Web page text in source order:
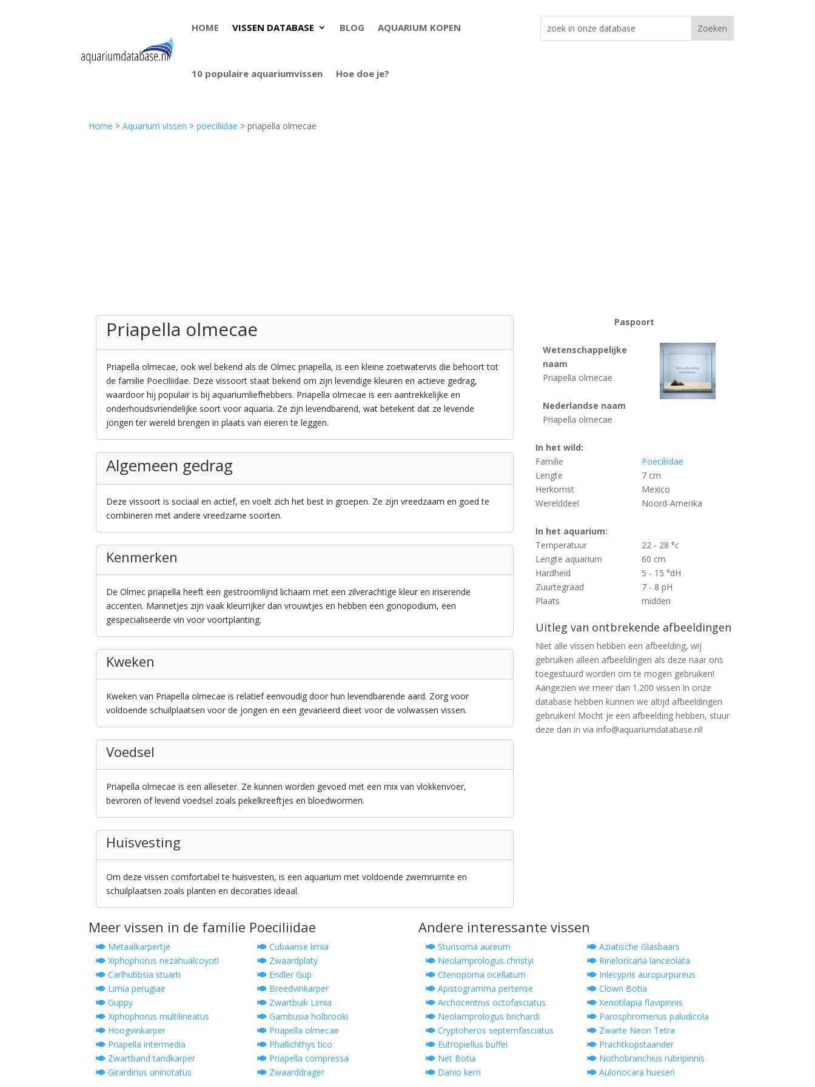
HOME VISSEN DATABASE BLOG AQUARIUM KOPEN
10 populaire aquariumvissen Hoe doe je?
Home >Aquarium vissen >poeciliidae > priapella olmecae
Paspoort
Wetenschappelijke
naam
Priapella olmecae
Nederlandse naam
Priapella olmecae
In het wild:
Familie
Poeciliidae
Lengte
7 cm
Herkomst
Mexico
Werelddeel
Noord-Amerika
In het aquarium:
Temperatuur
22 - 28 °c
Lengte aquarium
60 cm
Hardheid
5 - 15 °dH
Zuurtegraad
7 - 8 pH
Plaats
midden
Uitleg van ontbrekende afbeeldingen
Niet alle vissen hebben een afbeelding, wij
gebruiken alleen afbeeldingen als deze naar ons
toegestuurd worden om te mogen gebruiken!
Aangezien we meer dan 1.200 vissen in onze
database hebben kunnen we altijd afbeeldingen
gebruiken! Mocht je een afbeelding hebben, stuur
deze dan in via info@aquariumdatabase.nl!
Priapella olmecae
Priapella olmecae, ook wel bekend als de Olmec priapella, is een kleine zoetwatervis die behoort tot
de familie Poeciliidae. Deze vissoort staat bekend om zijn levendige kleuren en actieve gedrag,
waardoor hij populair is bij aquariumliefhebbers. Priapella olmecae is een aantrekkelijke en
onderhoudsvriendelijke soort voor aquaria. Ze zijn levendbarend, wat betekent dat ze levende
jongen ter wereld brengen in plaats van eieren te leggen.
Algemeen gedrag
Deze vissoort is sociaal en actief, en voelt zich het best in groepen. Ze zijn vreedzaam en goed te
combineren met andere vreedzame soorten.
Kenmerken
De Olmec priapella heeft een gestroomlijnd lichaam met een zilverachtige kleur en iriserende
accenten. Mannetjes zijn vaak kleurrijker dan vrouwtjes en hebben een gonopodium, een
gespecialiseerde vin voor voortplanting.
Kweken
Kweken van Priapella olmecae is relatief eenvoudig door hun levendbarende aard. Zorg voor
voldoende schuilplaatsen voor de jongen en een gevarieerd dieet voor de volwassen vissen.
Voedsel
Priapella olmecae is een alleseter. Ze kunnen worden gevoed met een mix van vlokkenvoer,
bevroren of levend voedsel zoals pekelkreeftjes en bloedwormen.
Huisvesting
Om deze vissen comfortabel te huisvesten, is een aquarium met voldoende zwemruimte en
schuilplaatsen zoals planten en decoraties ideaal.
Meer vissen in de familie Poeciliidae
Metaalkarpertje
Cubaanse limia
Xiphophorus nezahualcoyotl
Zwaardplaty
Carlhubbsia stuarti
Endler Gup
Limia perugiae
Breedvinkarper
Guppy
Zwartbuik Limia
Xiphophorus multilineatus
Gambusia holbrooki
Hoogvinkarper
Priapella olmecae
Priapella intermedia
Phallichthys tico
Zwartband tandkarper
Priapella compressa
Girardinus uninotatus
Zwaarddrager
Andere interessante vissen
Sturisoma aureum
Aziatische Glasbaars
Neolamprologus christyi
Rineloricaria lanceolata
Ctenopoma ocellatum
Inlecypris auropurpureus
Apistogramma pertense
Clown Botia
Archocentrus octofasciatus
Xenotilapia flavipinnis
Neolamprologus brichardi
Parosphromenus paludicola
Cryptoheros septemfasciatus
Zwarte Neon Tetra
Eutropiellus buffei
Prachtkopstaander
Net Botia
Nothobranchius rubripinnis
Danio kerri
Aulonocara hueseri